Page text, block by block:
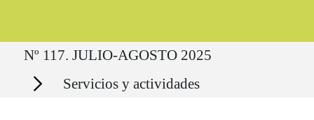
Ruta del sitio
Nº 117. JULIO-AGOSTO 2025
Secciones Servicios y actividades